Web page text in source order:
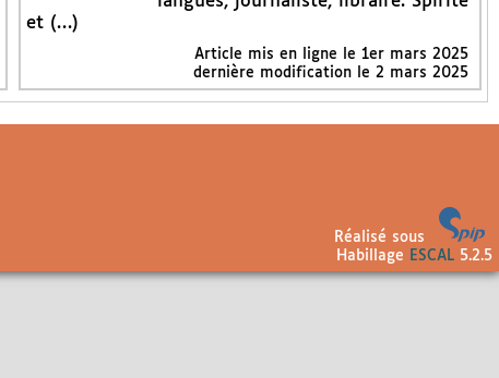
et (…)
Article mis en ligne le1er mars 2025
dernière modification le 2 mars 2025
Réalisé sous
Habillage
ESCAL5.2.5